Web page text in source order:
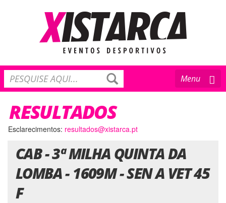
Toggle
navigation
Menu
RESULTADOS
Esclarecimentos: resultados@xistarca.pt
CAB - 3ª MILHA QUINTA DA
LOMBA - 1609M - SEN A VET 45
F